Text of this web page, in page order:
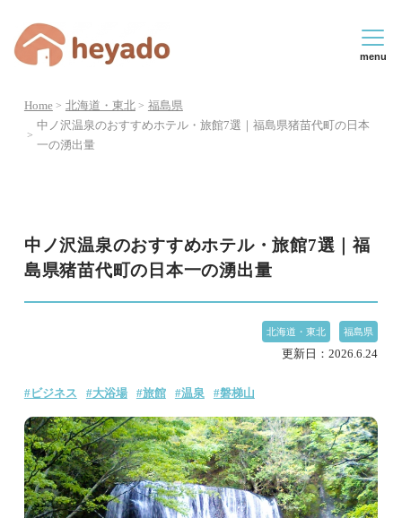
menu
Home 北海道・東北
福島県
中ノ沢温泉のおすすめホテル・旅館7選｜福島県猪苗代町の日本
一の湧出量
中ノ沢温泉のおすすめホテル・旅館7選｜福
島県猪苗代町の日本一の湧出量
北海道・東北 福島県
更新日：2026.6.24
#ビジネス #大浴場 #旅館 #温泉 #磐梯山